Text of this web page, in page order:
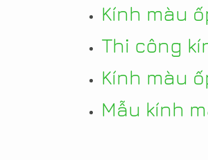
Kính màu
Thi công
Kính màu
Mẫu kính